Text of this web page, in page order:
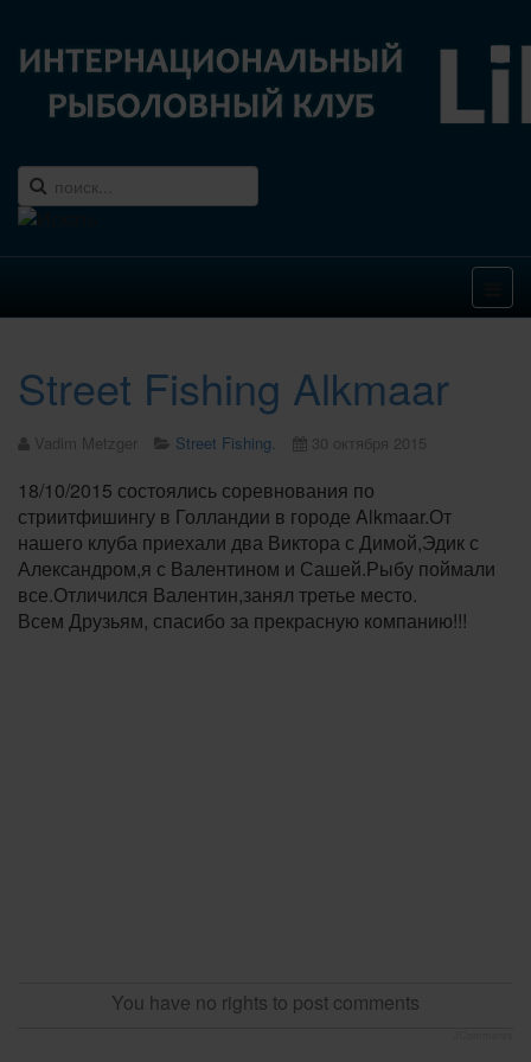
Street Fishing Alkmaar
Vadim Metzger Street Fishing. 30 октября 2015
18/10/2015 состоялись соревнования по
стриитфишингу в Голландии в городе Alkmaar.От
нашего клуба приехали два Виктора с Димой,Эдик с
Александром,я с Валентином и Сашей.Рыбу поймали
все.Отличился Валентин,занял третье место.
Всем Друзьям, спасибо за прекрасную компанию!!!
You have no rights to post comments